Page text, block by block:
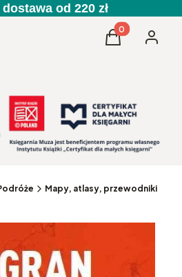
od 220 zł
Produkty w
Koszyk
Mapy, atlasy, przewodniki